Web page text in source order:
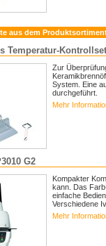
aus dem
Temperatur-
Zur
System. Eine
durchgeführt.
Mehr
G2
Kompakter
kann. Das
einfache
Verschiedene
Mehr